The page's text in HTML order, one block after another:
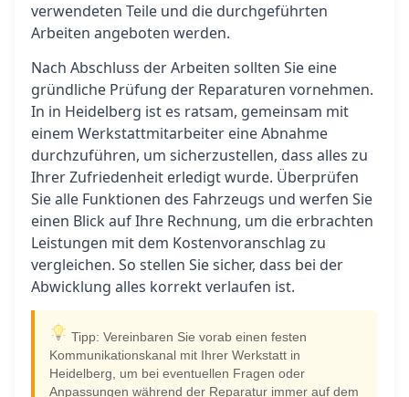
verwendeten Teile und die durchgeführten
Arbeiten angeboten werden.
Nach Abschluss der Arbeiten sollten Sie eine
gründliche Prüfung der Reparaturen vornehmen.
In in Heidelberg ist es ratsam, gemeinsam mit
einem Werkstattmitarbeiter eine Abnahme
durchzuführen, um sicherzustellen, dass alles zu
Ihrer Zufriedenheit erledigt wurde. Überprüfen
Sie alle Funktionen des Fahrzeugs und werfen Sie
einen Blick auf Ihre Rechnung, um die erbrachten
Leistungen mit dem Kostenvoranschlag zu
vergleichen. So stellen Sie sicher, dass bei der
Abwicklung alles korrekt verlaufen ist.
Tipp: Vereinbaren Sie vorab einen festen
Kommunikationskanal mit Ihrer Werkstatt in
Heidelberg, um bei eventuellen Fragen oder
Anpassungen während der Reparatur immer auf dem